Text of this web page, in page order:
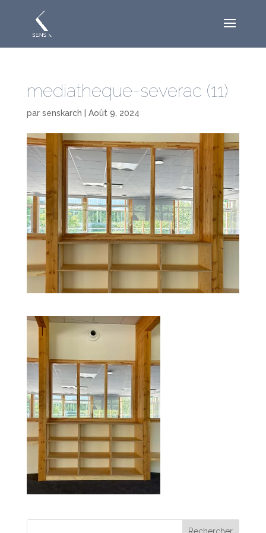
mediatheque-severac (11)
par senskarch Août 9, 2024